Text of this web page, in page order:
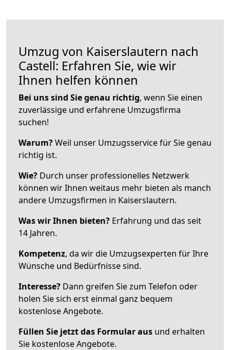
Umzug von Kaiserslautern nach
Castell: Erfahren Sie, wie wir
Ihnen helfen können
Bei uns sind Sie genau richtig, wenn Sie einen
zuverlässige und erfahrene Umzugsfirma
suchen!
Warum?Weil unser Umzugsservice für Sie genau
richtig ist.
Wie? Durch unser professionelles Netzwerk
können wir Ihnen weitaus mehr bieten als manch
andere Umzugsfirmen in Kaiserslautern.
Was wir Ihnen bieten? Erfahrung und das seit
14 Jahren.
Kompetenz, da wir die Umzugsexperten für Ihre
Wünsche und Bedürfnisse sind.
Interesse? Dann greifen Sie zum Telefon oder
holen Sie sich erst einmal ganz bequem
kostenlose Angebote.
Füllen Sie jetzt das Formular aus und erhalten
Sie kostenlose Angebote.